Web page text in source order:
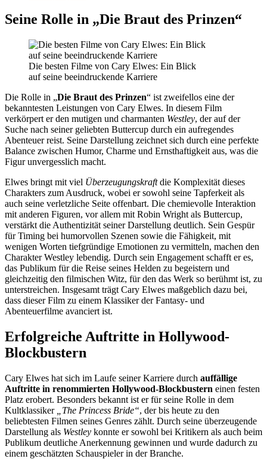
Seine Rolle in „Die Braut des Prinzen“
Die besten Filme von Cary Elwes: Ein Blick
auf seine beeindruckende Karriere
Die Rolle in „Die Braut des Prinzen“ ist zweifellos eine der
bekanntesten Leistungen von Cary Elwes. In diesem Film
verkörpert er den mutigen und charmanten Westley, der auf der
Suche nach seiner geliebten Buttercup durch ein aufregendes
Abenteuer reist. Seine Darstellung zeichnet sich durch eine perfekte
Balance zwischen Humor, Charme und Ernsthaftigkeit aus, was die
Figur unvergesslich macht.
Elwes bringt mit viel Überzeugungskraftdie Komplexität dieses
Charakters zum Ausdruck, wobei er sowohl seine Tapferkeit als
auch seine verletzliche Seite offenbart. Die chemievolle Interaktion
mit anderen Figuren, vor allem mit Robin Wright als Buttercup,
verstärkt die Authentizität seiner Darstellung deutlich. Sein Gespür
für Timing bei humorvollen Szenen sowie die Fähigkeit, mit
wenigen Worten tiefgründige Emotionen zu vermitteln, machen den
Charakter Westley lebendig. Durch sein Engagement schafft er es,
das Publikum für die Reise seines Helden zu begeistern und
gleichzeitig den filmischen Witz, für den das Werk so berühmt ist, zu
unterstreichen. Insgesamt trägt Cary Elwes maßgeblich dazu bei,
dass dieser Film zu einem Klassiker der Fantasy- und
Abenteuerfilme avanciert ist.
Erfolgreiche Auftritte in Hollywood-
Blockbustern
Cary Elwes hat sich im Laufe seiner Karriere durch auffällige
Auftritte in renommierten Hollywood-Blockbustern einen festen
Platz erobert. Besonders bekannt ist er für seine Rolle in dem
Kultklassiker
„The Princess Bride“, der bis heute zu den
beliebtesten Filmen seines Genres zählt. Durch seine überzeugende
Darstellung als Westley konnte er sowohl bei Kritikern als auch beim
Publikum deutliche Anerkennung gewinnen und wurde dadurch zu
einem geschätzten Schauspieler in der Branche.